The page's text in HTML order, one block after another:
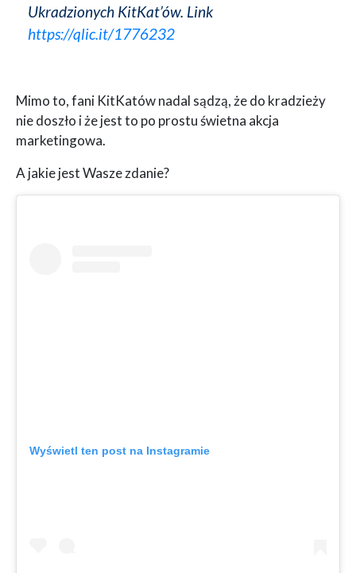
Ukradzionych KitKat’ów. Link
https://qlic.it/1776232
Mimo to, fani KitKatów nadal sądzą, że do kradzieży
nie doszło i że jest to po prostu świetna akcja
marketingowa.
A jakie jest Wasze zdanie?
Wyświetl ten post na Instagramie